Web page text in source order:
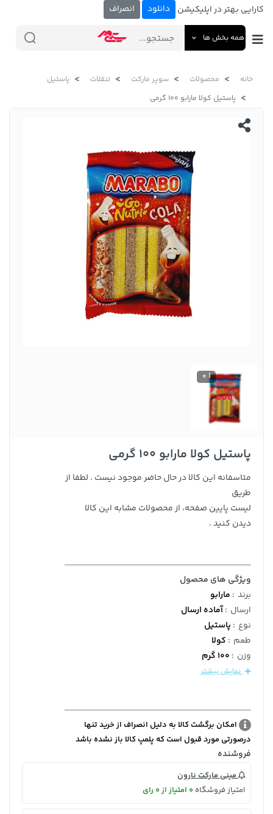
کارایی بهتر در اپلیکیشن دانلود انصراف
همه بخش ها
خانه محصولات سوپر مارکت تنقلات
پاستیل
پاستیل کولا مارابو 100 گرمی
1 +
پاستیل کولا مارابو 100 گرمی
متاسفانه این کالا در حال حاضر موجود نیست . لطفا از
طریق
لیست پایین صفحه، از محصولات مشابه این کالا
دیدن کنید .
ویژگی های محصول
برند : مارابو
ارسال :آماده ارسال
نوع : پاستیل
طعم : کولا
وزن : 100 گرم
نمایش بیشتر
امکان برگشت کالا به دلیل انصراف از خرید تنها
درصورتی مورد قبول است که پلمپ کالا باز نشده باشد
فروشنده
مینی مارکت نارون
امتیاز فروشگاه 0 امتیاز از 0 رای